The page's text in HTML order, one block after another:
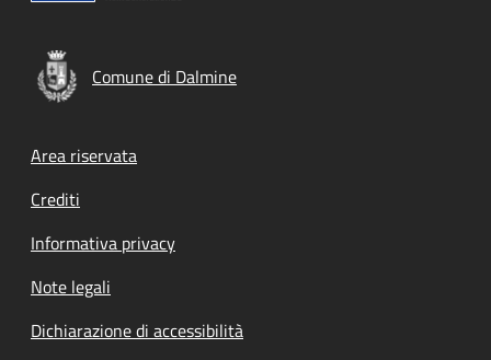
Comune di Dalmine
Footer menu
Area riservata
Crediti
Informativa privacy
Note legali
Dichiarazione di accessibilità